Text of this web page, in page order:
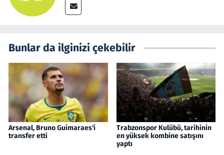
Bunlar da ilginizi çekebilir
Arsenal, Bruno Guimaraes'i
transfer etti
Trabzonspor Kulübü, tarihinin
en yüksek kombine satışını
yaptı